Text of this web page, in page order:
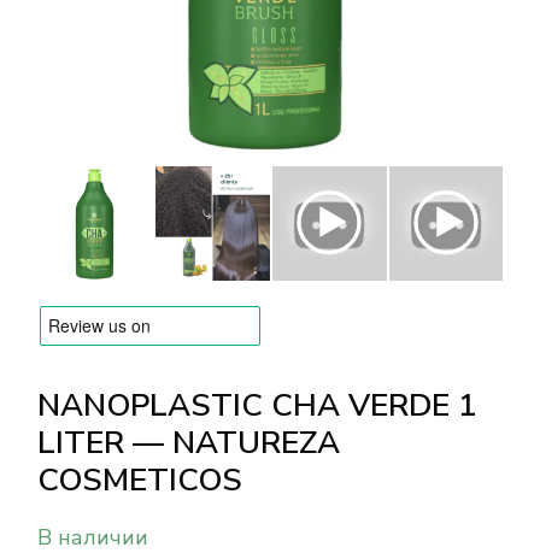
Оплата и доставка
Часто задаваемые вопросы
Контакты
Отзывы
NANOPLASTIC CHA VERDE 1
LITER — NATUREZA
COSMETICOS
В наличии